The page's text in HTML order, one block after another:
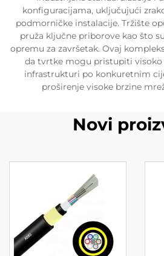
konfiguracijama, uključujući
podmorničke instalacije. Tržište
pruža ključne priborove kao što
opremu za završetak. Ovaj
da tvrtke mogu pristupiti
infrastrukturi po konkuretnim
proširenje visoke brzine
Novi